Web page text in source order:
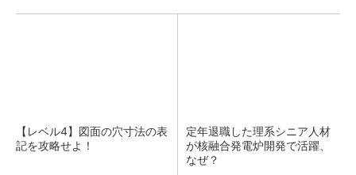
【レベル4】図面の穴寸法の表
記を攻略せよ！
定年退職した理系シニア人材
が核融合発電炉開発で活躍、
なぜ？